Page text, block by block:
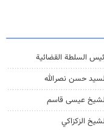
السلطة القضائیة
حسن نصرالله
عيسى قاسم
الزكزاكي